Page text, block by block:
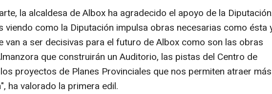
la alcaldesa de Albox ha agradecido el apoyo de la
viendo como la Diputación impulsa obras necesarias como ésta
van a ser decisivas para el futuro de Albox como son las obras
que construirán un Auditorio, las pistas del Centro de
proyectos de Planes Provinciales que nos permiten atraer más
ha valorado la primera edil.